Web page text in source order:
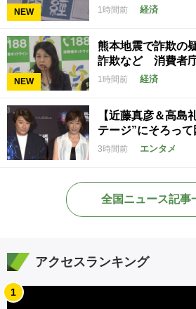
NEW 1時間前 経済
NEW
熊本地震で詐欺の
詐欺など 消費者
1時間前 経済
【近藤真彦＆高島
テージ”にそろっ
3時間前 エンタメ
全国ニュース記事
アクセスランキング
1